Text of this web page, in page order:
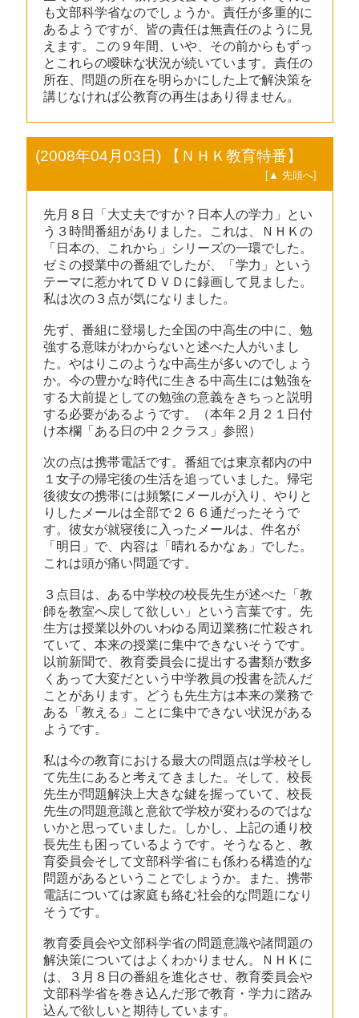
も文部科学省なのでしょうか。責任が多重的に
あるようですが、皆の責任は無責任のように見
えます。この９年間、いや、その前からもずっ
とこれらの曖昧な状況が続いています。責任の
所在、問題の所在を明らかにした上で解決策を
講じなければ公教育の再生はあり得ません。
(2008年04月03日) 【ＮＨＫ教育特番】
[▲ 先頭へ]
先月８日「大丈夫ですか？日本人の学力」とい
う３時間番組がありました。これは、ＮＨＫの
「日本の、これから」シリーズの一環でした。
ゼミの授業中の番組でしたが、「学力」という
テーマに惹かれてＤＶＤに録画して見ました。
私は次の３点が気になりました。
先ず、番組に登場した全国の中高生の中に、勉
強する意味がわからないと述べた人がいまし
た。やはりこのような中高生が多いのでしょう
か。今の豊かな時代に生きる中高生には勉強を
する大前提としての勉強の意義をきちっと説明
する必要があるようです。（本年２月２１日付
け本欄「ある日の中２クラス」参照）
次の点は携帯電話です。番組では東京都内の中
１女子の帰宅後の生活を追っていました。帰宅
後彼女の携帯には頻繁にメールが入り、やりと
りしたメールは全部で２６６通だったそうで
す。彼女が就寝後に入ったメールは、件名が
「明日」で、内容は「晴れるかなぁ」でした。
これは頭が痛い問題です。
３点目は、ある中学校の校長先生が述べた「教
師を教室へ戻して欲しい」という言葉です。先
生方は授業以外のいわゆる周辺業務に忙殺され
ていて、本来の授業に集中できないそうです。
以前新聞で、教育委員会に提出する書類が数多
くあって大変だという中学教員の投書を読んだ
ことがあります。どうも先生方は本来の業務で
ある「教える」ことに集中できない状況がある
ようです。
私は今の教育における最大の問題点は学校そし
て先生にあると考えてきました。そして、校長
先生が問題解決上大きな鍵を握っていて、校長
先生の問題意識と意欲で学校が変わるのではな
いかと思っていました。しかし、上記の通り校
長先生も困っているようです。そうなると、教
育委員会そして文部科学省にも係わる構造的な
問題があるということでしょうか。また、携帯
電話については家庭も絡む社会的な問題になり
そうです。
教育委員会や文部科学省の問題意識や諸問題の
解決策についてはよくわかりません。ＮＨＫに
は、３月８日の番組を進化させ、教育委員会や
文部科学省を巻き込んだ形で教育・学力に踏み
込んで欲しいと期待しています。